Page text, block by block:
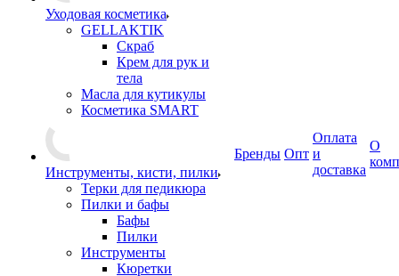
Уходовая косметика
GELLAKTIK
Скраб
Крем для рук и
тела
Масла для кутикулы
Косметика SMART
Инструменты, кисти, пилки
Терки для педикюра
Пилки и бафы
Бафы
Пилки
Инструменты
Кюретки
Бренды Опт
Оплата
и
доставка
О